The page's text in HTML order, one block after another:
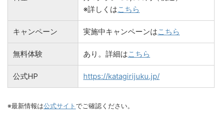
※詳しくはこちら
キャンペーン 実施中キャンペーンはこちら
無料体験 あり。詳細はこちら
公式HP https://katagirijuku.jp/
※最新情報は公式サイト でご確認ください。